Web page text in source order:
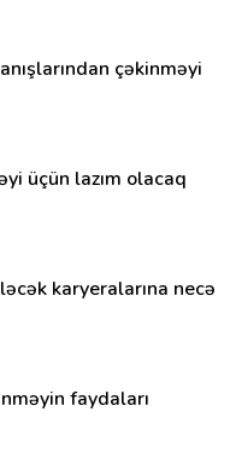
çəkinməyi
üçün lazım olacaq
karyeralarına necə
faydaları